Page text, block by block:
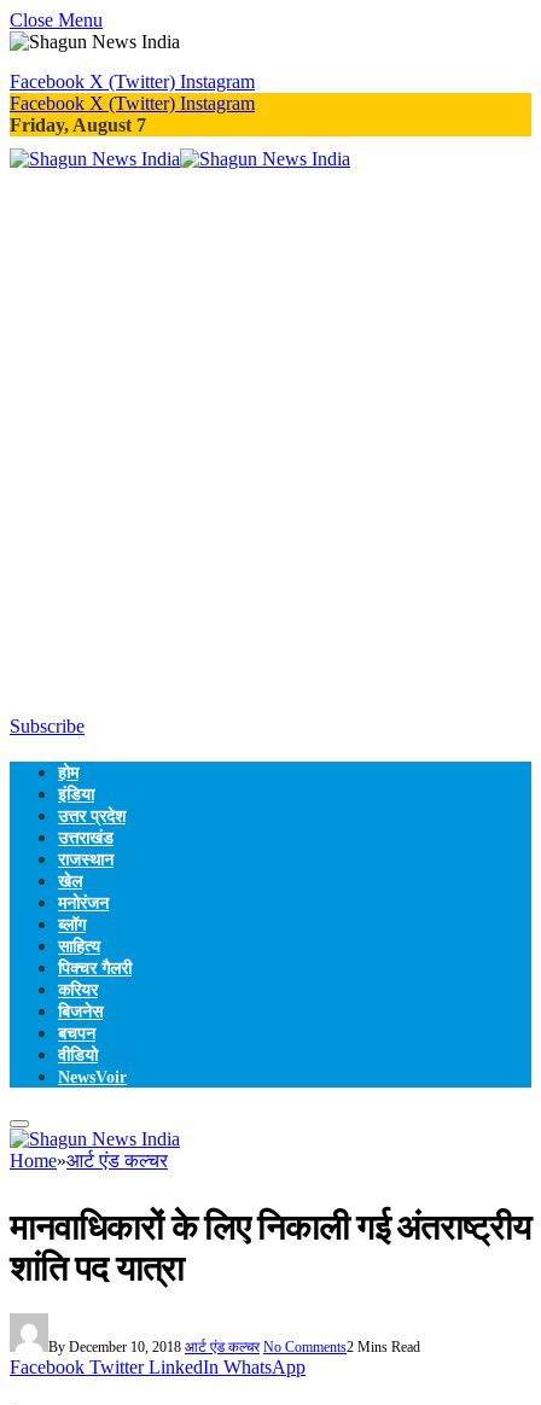
Close Menu
Facebook X (Twitter) Instagram
Facebook X (Twitter) Instagram
Friday, August 7
Subscribe
होम
इंडिया
उत्तर प्रदेश
उत्तराखंड
राजस्थान
खेल
मनोरंजन
ब्लॉग
साहित्य
पिक्चर गैलरी
करियर
बिजनेस
बचपन
वीडियो
NewsVoir
Home»आर्ट एंड कल्चर
मानवाधिकारों के लिए निकाली गई अंतराष्ट्रीय
शांति पद यात्रा
By December 10, 2018 आर्ट एंड कल्चर No Comments2 Mins Read
Facebook Twitter LinkedIn WhatsApp